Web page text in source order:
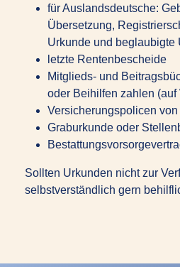
für Auslandsdeutsche:
Übersetzung,
Urkunde und beglaubigte
letzte Rentenbescheide
Mitglieds- und
oder Beihilfen zahlen (auf
Versicherungspolicen
Graburkunde oder
Sollten Urkunden nicht zur
selbstverständlich gern